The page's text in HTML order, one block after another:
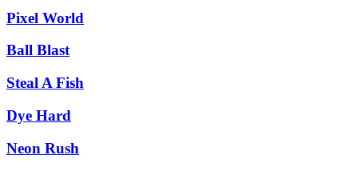
Pixel World
Ball Blast
Steal A Fish
Dye Hard
Neon Rush